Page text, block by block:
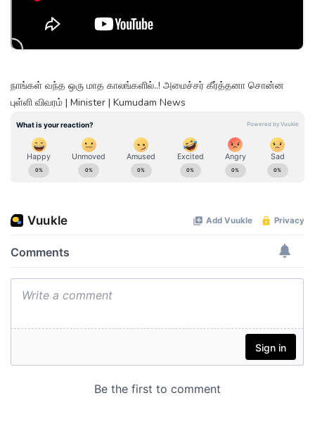
நாங்கள் வந்த ஒரு மாத காலங்களில்..! அமைச்சர் கீர்த்தனா சொன்ன
புள்ளி விவரம் | Minister | Kumudam News